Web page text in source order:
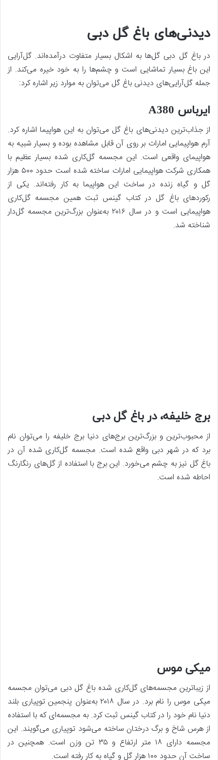
دیدنی‌های باغ گل دبی
در باغ گل دبی گل‌ها به اشکال بسیار متفاوت درآمده‌اند. گل‌آرایی
این باغ بسیار تماشایی است و چشم‌ها را به خود خیره می‌کند. از
جمله گل‌آرایی‌های دیدنی باغ گل می‌توان به موارد زیر اشاره کرد:
ایرباس A380
از جذاب‌ترین دیدنی‌های باغ گل می‌توان به این هواپیما اشاره کرد.
آرم هواپیمایی امارات بر روی آن قابل مشاهده بوده و بسیار شبیه به
هواپیمای واقعی است. این مجسمه گل‌کاری شده بسیار عظیم با
همکاری شرکت هواپیمایی امارات ساخته شده است حدود ۵۰۰ هزار
گل و گیاه زنده در ساخت این هواپیما به کار رفته‌اند. یکی از
رکوردهای باغ گل در کتاب گینس ثبت همین مجسمه گل‌کاری
هواپیمایی است و در سال ۲۰۱۶ به‌عنوان بزرگ‌ترین مجسمه گل‌دار
شناخته شد.
برج خلیفه، در باغ گل دبی
از محبوب‌ترین و بزرگ‌ترین برج‌های دنیا برج خلیفه را می‌توان نام
برد که در شهر دبی واقع شده است. مجسمه گل‌کاری شده آن در
باغ گل نیز به چشم می‌خورد. این برج با استفاده از گل‌های رنگارنگ
احاطه شده است.
میکی موس
از زیباترین مجسمه‌های گل‌کاری شده باغ گل دبی می‌توان مجسمه
میکی موس را نام برد. در سال ۲۰۱۸ به‌عنوان پنجمین توپیاری بلند
دنیا نام خود را در کتاب گینس ثبت کرد. به مجسمه‌ای که با استفاده
از هرس شاخ و برگ درختان ساخته می‌شود توپیاری می‌گویند. این
مجسمه دارای ۱۸ متر ارتفاع و ۳۵ تن وزن است. همچنین در
ساخت آن حدود ۱۰۰ هزار گل و گیاه به کار رفته است.